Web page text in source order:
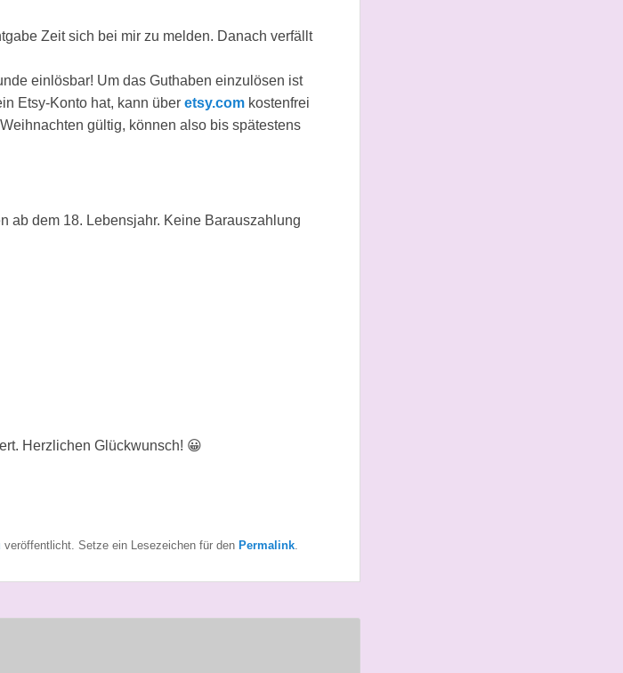
Zeit sich bei mir zu melden. Danach verfällt
einlösbar! Um das Guthaben einzulösen ist
Etsy-Konto hat, kann über etsy.comkostenfrei
gültig, können also bis spätestens
ab dem 18. Lebensjahr. Keine Barauszahlung
Herzlichen Glückwunsch! 😀
veröffentlicht. Setze ein Lesezeichen für den Permalink.